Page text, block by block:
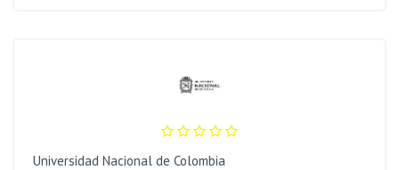
Universidad Nacional de Colombia